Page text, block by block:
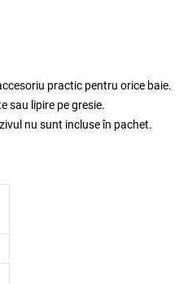
practic pentru orice baie.
sau lipire pe gresie.
nu sunt incluse în pachet.